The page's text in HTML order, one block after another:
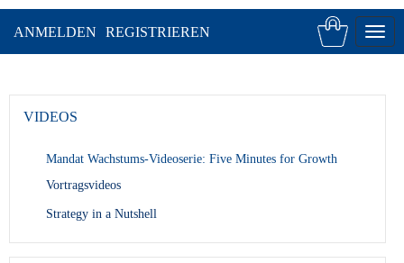
ANMELDEN REGISTRIEREN
VIDEOS
Mandat Wachstums-Videoserie: Five Minutes for Growth
Vortragsvideos
Strategy in a Nutshell